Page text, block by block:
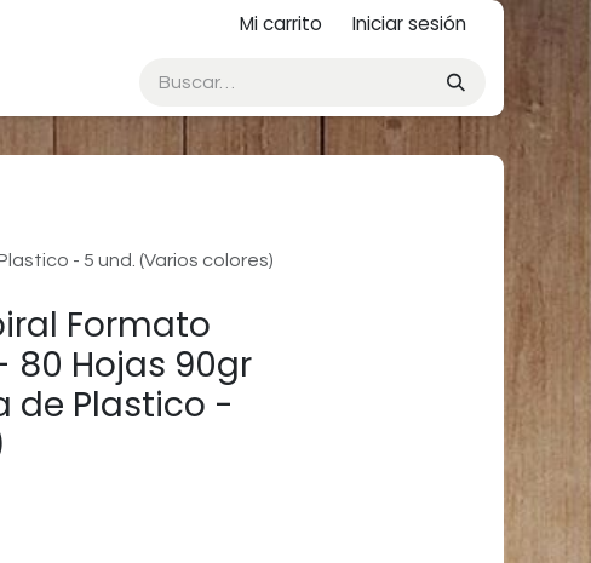
Mi carrito Iniciar sesión
- 5 und. (Varios colores)
Formato
80 Hojas 90gr
de Plastico -